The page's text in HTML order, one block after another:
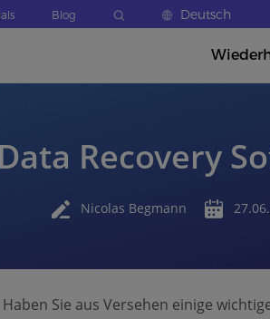
Blog Deutsch
Recovery
Nicolas Begmann
Haben Sie aus Versehen einige